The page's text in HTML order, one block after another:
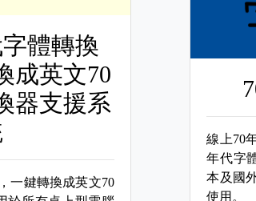
體轉換
成英文70
器支援系
一鍵轉換成英文70
線上70
年代字
本及國
使用。